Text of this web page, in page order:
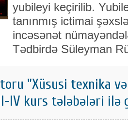
yubileyi keçirilib.
tanınmış ictimai
incəsənət
Tədbirdə Süleyman
"Xüsusi texnika
IV kurs tələbələri ilə